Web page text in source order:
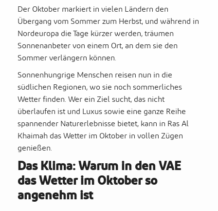
Der Oktober markiert in vielen Ländern den
Übergang vom Sommer zum Herbst, und während in
Nordeuropa die Tage kürzer werden, träumen
Sonnenanbeter von einem Ort, an dem sie den
Sommer verlängern können.
Sonnenhungrige Menschen reisen nun in die
südlichen Regionen, wo sie noch sommerliches
Wetter finden. Wer ein Ziel sucht, das nicht
überlaufen ist und Luxus sowie eine ganze Reihe
spannender Naturerlebnisse bietet, kann in Ras Al
Khaimah das Wetter im Oktober in vollen Zügen
genießen.
Das Klima: Warum in den VAE
das Wetter im Oktober so
angenehm ist